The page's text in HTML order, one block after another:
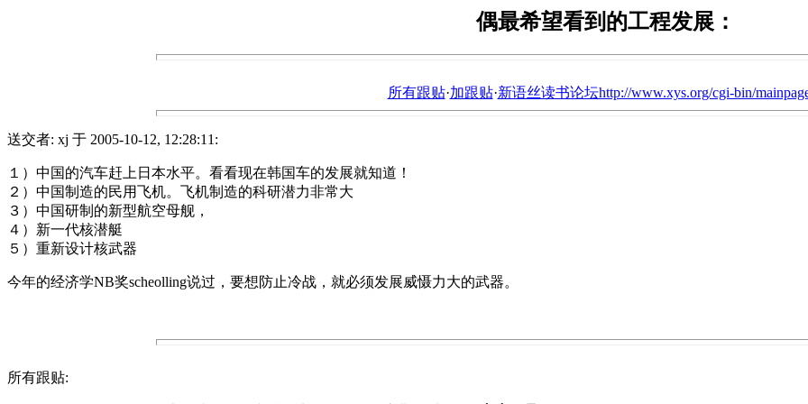
偶最希望看到的工程发展：
所有跟贴·加跟贴·新语丝读书论坛http://www.xys.org/cgi-bin/
送交者: xj 于 2005-10-12, 12:28:11:
１）中国的汽车赶上日本水平。看看现在韩国车的发展就知道！
２）中国制造的民用飞机。飞机制造的科研潜力非常大
３）中国研制的新型航空母舰，
４）新一代核潜艇
５）重新设计核武器
今年的经济学NB奖scheolling说过，要想防止冷战，就必须发展威慑力大的武器。
所有跟贴: